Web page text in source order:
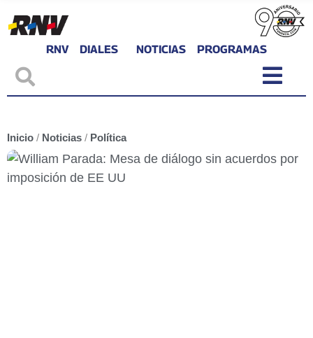
RNV DIALES NOTICIAS PROGRAMAS
Inicio / Noticias / Política